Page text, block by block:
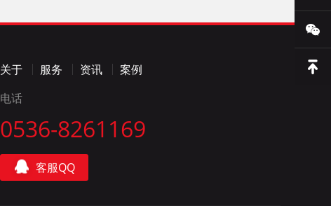
关于 服务 资讯
案例
电话
0536-8261169
客服QQ